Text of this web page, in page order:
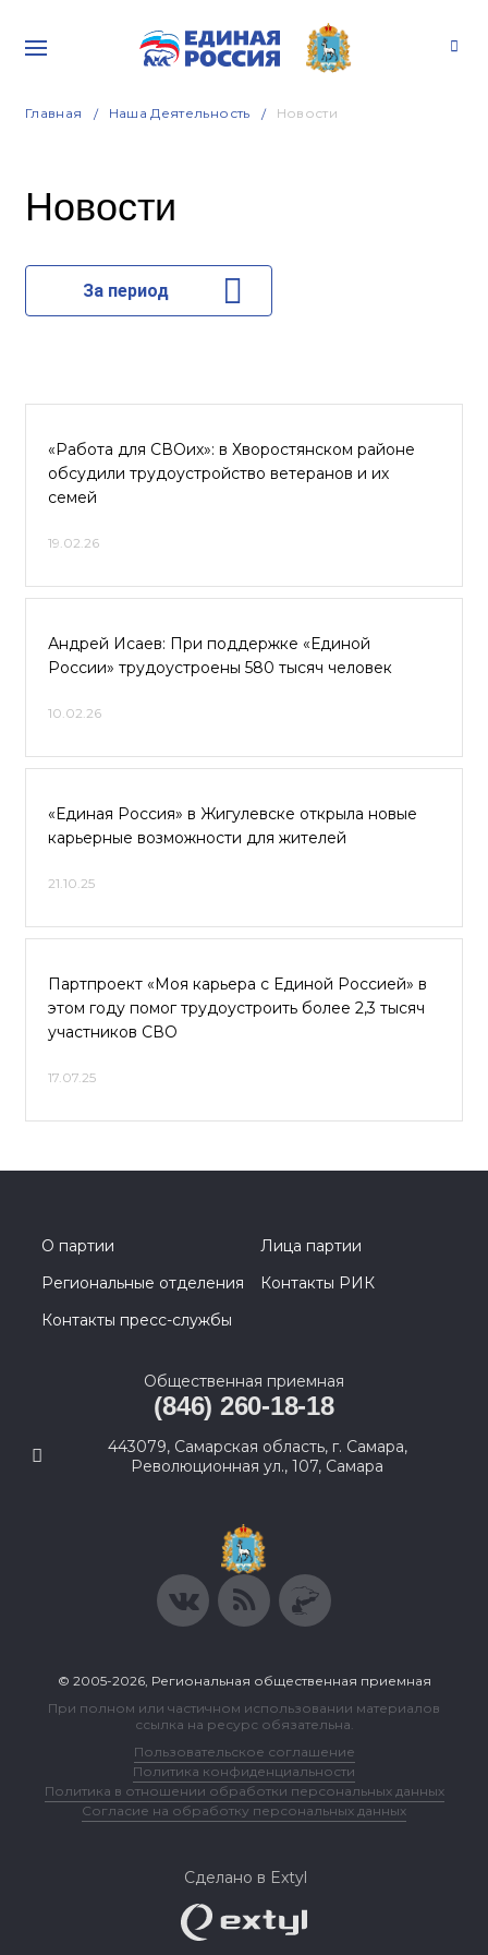
Главная Наша Деятельность Новости
Новости
За период
«Работа для СВОих»: в Хворостянском районе
обсудили трудоустройство ветеранов и их
семей
19.02.26
Андрей Исаев: При поддержке «Единой
России» трудоустроены 580 тысяч человек
10.02.26
«Единая Россия» в Жигулевске открыла новые
карьерные возможности для жителей
21.10.25
Партпроект «Моя карьера с Единой Россией» в
этом году помог трудоустроить более 2,3 тысяч
участников СВО
17.07.25
О партии
Лица партии
Региональные отделения
Контакты РИК
Контакты пресс-службы
Общественная приемная
(846) 260-18-18
443079, Самарская область, г. Самара,
Революционная ул., 107, Самара
© 2005-2026, Региональная общественная приемная
При полном или частичном использовании материалов
ссылка на ресурс обязательна.
Пользовательское соглашение
Политика конфиденциальности
Политика в отношении обработки персональных данных
Согласие на обработку персональных данных
Сделано в Extyl